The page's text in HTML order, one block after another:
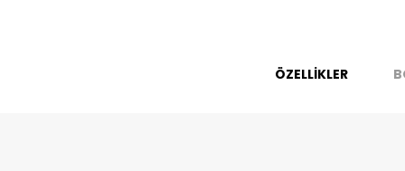
ÖZELLİKLER